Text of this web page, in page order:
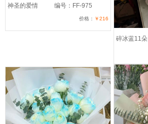
神圣的爱情 编号：FF-975
价格： ￥216
碎冰蓝11朵